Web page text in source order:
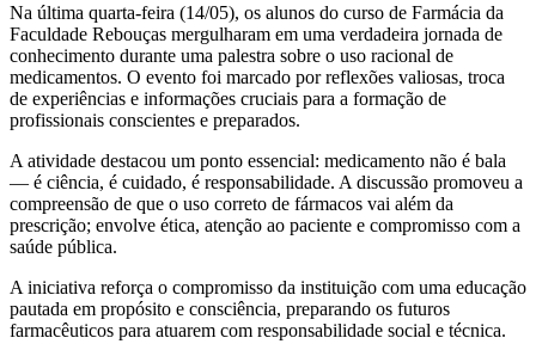
Na última quarta-feira (14/05), os alunos do curso de Farmácia da
Faculdade Rebouças mergulharam em uma verdadeira jornada de
conhecimento durante uma palestra sobre o uso racional de
medicamentos. O evento foi marcado por reflexões valiosas, troca
de experiências e informações cruciais para a formação de
profissionais conscientes e preparados.
A atividade destacou um ponto essencial: medicamento não é bala
— é ciência, é cuidado, é responsabilidade. A discussão promoveu a
compreensão de que o uso correto de fármacos vai além da
prescrição; envolve ética, atenção ao paciente e compromisso com a
saúde pública.
A iniciativa reforça o compromisso da instituição com uma educação
pautada em propósito e consciência, preparando os futuros
farmacêuticos para atuarem com responsabilidade social e técnica.